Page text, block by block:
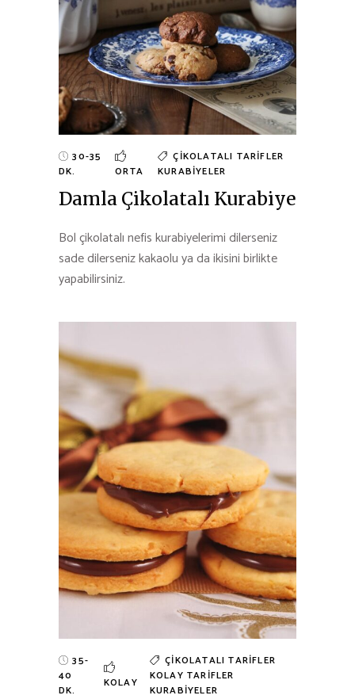
30-35
DK.
ORTA
ÇIKOLATALI TARIFLER
KURABIYELER
Damla Çikolatalı Kurabiye
Bol çikolatalı nefis kurabiyelerimi dilerseniz
sade dilerseniz kakaolu ya da ikisini birlikte
yapabilirsiniz.
35-
40
DK.
KOLAY
ÇIKOLATALI TARIFLER
KOLAY TARIFLER
KURABIYELER